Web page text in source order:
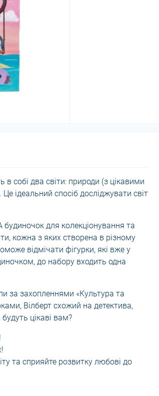
собі два світи: природи (з цікавими
ідеальний спосіб досліджувати світ
для колекціонування та
кожна з яких створена в різному
відмічати фігурки, які вже у
до набору входить одна
за захопленнями «Культура та
Вілберт схожий на детектива,
цікаві вам?
та сприяйте розвитку любові до